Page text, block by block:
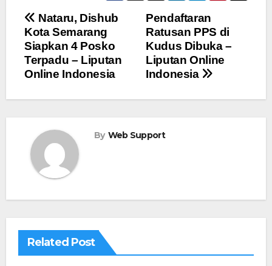
Navigasi
pos
Pendaftaran
Ratusan PPS di
Kudus Dibuka –
Liputan Online
Indonesia
Nataru, Dishub
Kota Semarang
Siapkan 4 Posko
Terpadu – Liputan
Online Indonesia
By Web Support
Related Post